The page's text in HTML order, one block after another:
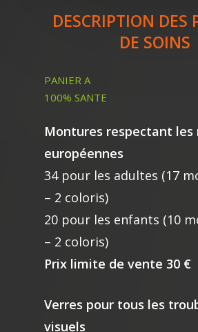
DESCRIPTION DES
DE SOINS
PANIER A
100% SANTE
Montures respectant les
européennes
34 pour les adultes (17
– 2 coloris)
20 pour les enfants (10
– 2 coloris)
Prix limite de vente 30 €
Verres pour tous les
visuels